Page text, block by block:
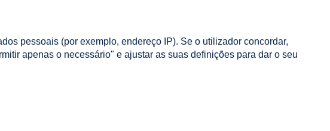
Sobre nós
Contacto
pessoais (por exemplo, endereço IP). Se o utilizador concordar,
apenas o necessário" e ajustar as suas definições para dar o seu